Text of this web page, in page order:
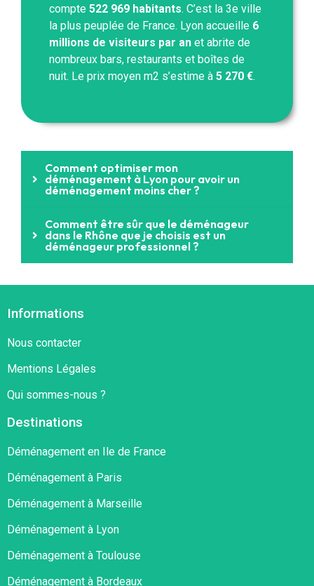
compte 522 969 habitants. C’est la 3e ville
la plus peuplée de France. Lyon accueille 6
millions de visiteurs par an et abrite de
nombreux bars, restaurants et boîtes de
nuit. Le prix moyen m2 s’estime à 5 270 €.
Comment optimiser mon
déménagement à Lyon pour avoir un
déménagement moins cher ?
Comment être sûr que le déménageur
dans le Rhône que je choisis est un
déménageur professionnel ?
Informations
Nous contacter
Mentions Légales
Qui sommes-nous ?
Destinations
Déménagement en Ile de France
Déménagement à Paris
Déménagement à Marseille
Déménagement à Lyon
Déménagement à Toulouse
Déménagement à Bordeaux